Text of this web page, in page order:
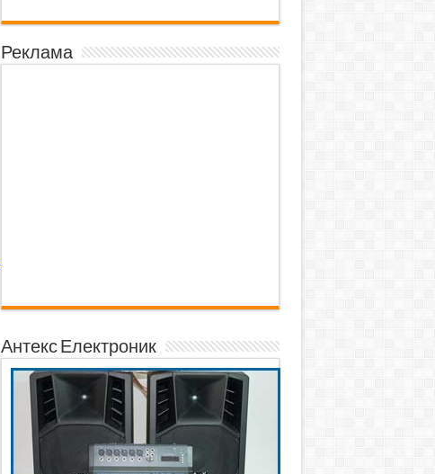
Реклама
Антекс Електроник